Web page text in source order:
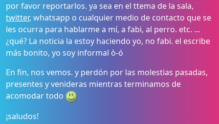
por favor reportarlos. ya sea en el ttema de la sala,
twitter, whatsapp o cualquier medio de contacto que se
les ocurra para hablarme a mí, a fabi, al perro. etc. ...
¿qué? La noticia la estoy haciendo yo, no fabi. el escribe
más bonito, yo soy informal ò-ó
En fin, nos vemos. y perdón por las molestias pasadas,
presentes y venideras mientras terminamos de
acomodar todo
¡saludos!